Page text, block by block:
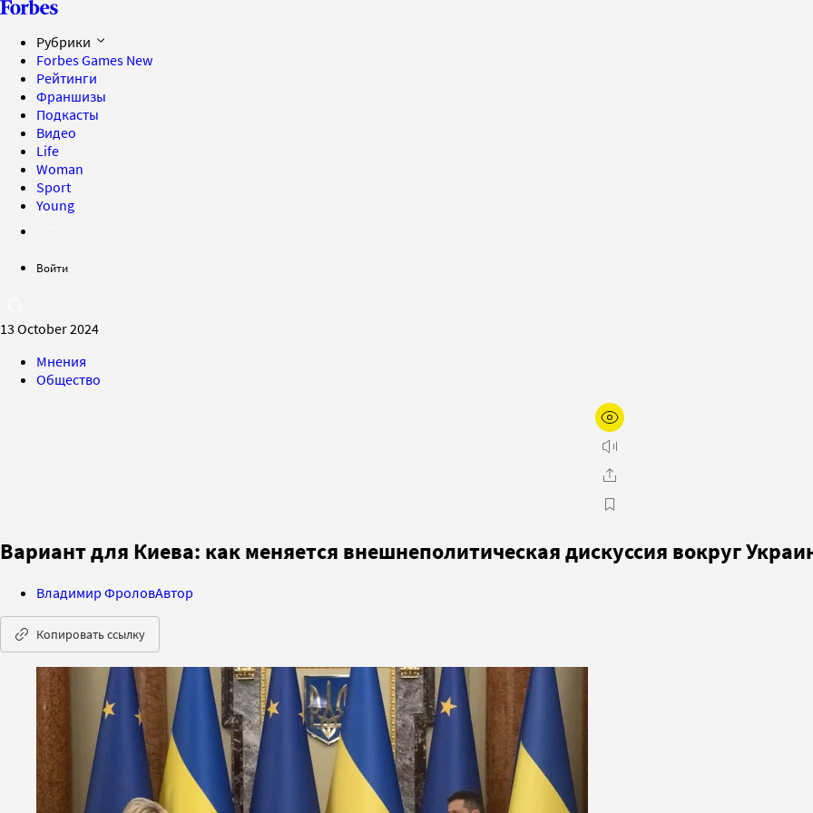
Рубрики
Forbes Games New
Рейтинги
Франшизы
Подкасты
Видео
Life
Woman
Sport
Young
Войти
13 October 2024
Мнения
Общество
Вариант для Киева: как меняется внешнеполитическая дискуссия вокруг
Владимир ФроловАвтор
Копировать ссылку